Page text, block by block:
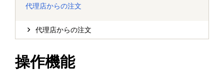
代理店からの注文
代理店からの注文
操作機能